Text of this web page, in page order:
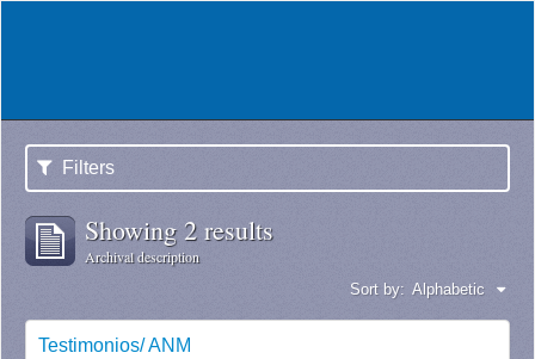
Filters
Showing 2 results
Archival description
Sort by: Alphabetic
Testimonios/ ANM